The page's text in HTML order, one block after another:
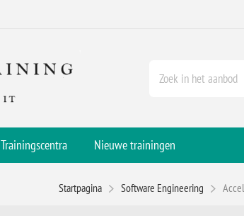
Trainingscentra Nieuwe trainingen
Startpagina Software Engineering